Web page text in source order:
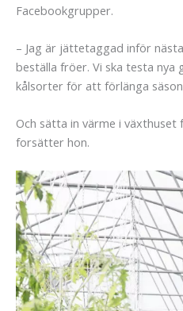
Facebookgrupper.
– Jag är jättetaggad inför
beställa fröer. Vi ska testa
kålsorter för att förlänga
Och sätta in värme i
forsätter hon.